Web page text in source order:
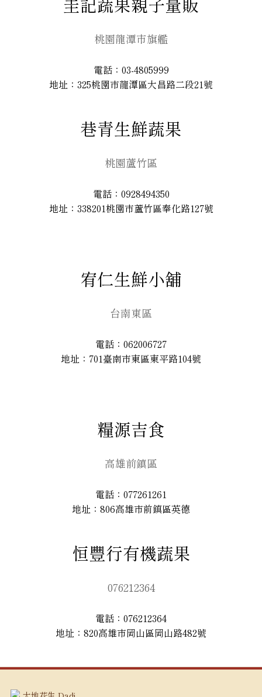
桃園龍潭市旗艦
電話：03-4805999
地址：325桃園市龍潭區大昌路二段21號
巷青生鮮蔬果
桃園蘆竹區
電話：0928494350
地址：338201桃園市蘆竹區奉化路127號
宥仁生鮮小舖
台南東區
電話：062006727
地址：701臺南市東區東平路104號
糧源吉食
高雄前鎮區
電話：077261261
地址：806高雄市前鎮區英德
恒豐行有機蔬果
076212364
電話：076212364
地址：820高雄市岡山區岡山路482號